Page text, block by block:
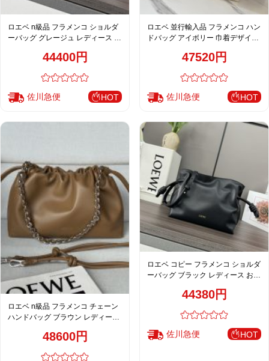
ロエベ n級品 フラメンコ ショルダ
ーバッグ グレージュ レディース 定
44400円
佐川急便 HOT
ロエベ 並行輸入品 フラメンコ ハン
ドバッグ アイボリー 巾着デザイン
47520円
佐川急便 HOT
ロエベ n級品 フラメンコ チェーン
ハンドバッグ ブラウン レディース
48600円
ロエベ コピー フラメンコ ショルダ
ーバッグ ブラック レディース おす
44380円
佐川急便 HOT